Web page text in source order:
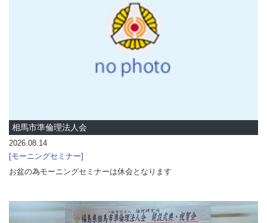
相馬市準倫理法人会
2026.08.14
モーニングセミナー
お盆の為モーニングセミナーは休会となります